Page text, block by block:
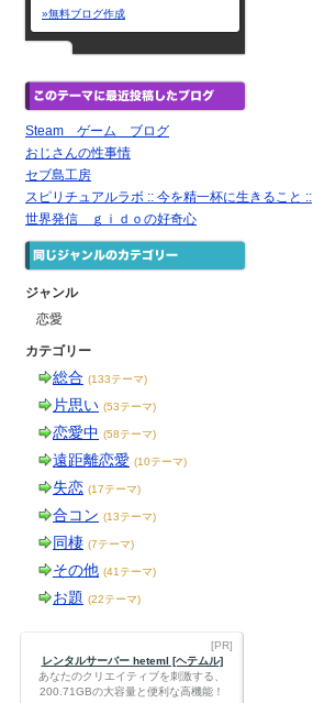
»無料ブログ作成
Steam ゲーム ブログ
おじさんの性事情
セブ島工房
スピリチュアルラボ :: 今を精一杯に生きること ::
世界発信 ｇｉｄｏの好奇心
ジャンル
恋愛
カテゴリー
総合 (133テーマ)
片思い (53テーマ)
恋愛中 (58テーマ)
遠距離恋愛 (10テーマ)
失恋 (17テーマ)
合コン (13テーマ)
同棲 (7テーマ)
その他 (41テーマ)
お題 (22テーマ)
[PR]
レンタルサーバー heteml [ヘテムル]
あなたのクリエイティブを刺激する、
200.71GBの大容量と便利な高機能！